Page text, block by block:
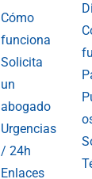
Cómo
funciona
Solicita
un
abogado
Urgencias
/ 24h
Enlaces